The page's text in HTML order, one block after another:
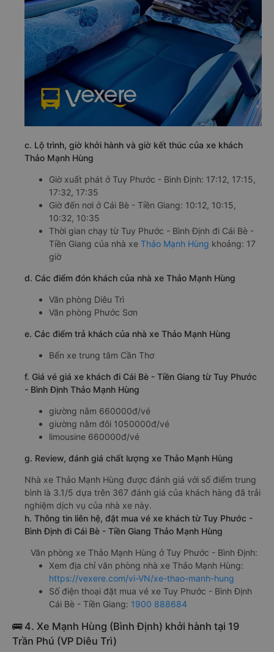
c. Lộ trình, giờ khởi hành và giờ kết thúc của xe khách
Thảo Mạnh Hùng
Giờ xuất phát ở Tuy Phước - Bình Định: 17:12, 17:15,
17:32, 17:35
Giờ đến nơi ở Cái Bè - Tiền Giang: 10:12, 10:15,
10:32, 10:35
Thời gian chạy từ Tuy Phước - Bình Định đi Cái Bè -
Tiền Giang của nhà xe Thảo Mạnh Hùng khoảng: 17
giờ
d. Các điểm đón khách của nhà xe Thảo Mạnh Hùng
Văn phòng Diêu Trì
Văn phòng Phước Sơn
e. Các điểm trả khách của nhà xe Thảo Mạnh Hùng
Bến xe trung tâm Cần Thơ
f. Giá vé giá xe khách đi Cái Bè - Tiền Giang từ Tuy Phước
- Bình Định Thảo Mạnh Hùng
giường nằm 660000đ/vé
giường nằm đôi 1050000đ/vé
limousine 660000đ/vé
g. Review, đánh giá chất lượng xe Thảo Mạnh Hùng
Nhà xe Thảo Mạnh Hùng được đánh giá với số điểm trung
bình là 3.1/5 dựa trên 367 đánh giá của khách hàng đã trải
nghiệm dịch vụ của nhà xe này.
h. Thông tin liên hệ, đặt mua vé xe khách từ Tuy Phước -
Bình Định đi Cái Bè - Tiền Giang Thảo Mạnh Hùng
Văn phòng xe Thảo Mạnh Hùng ở Tuy Phước - Bình Định:
Xem địa chỉ văn phòng nhà xe Thảo Mạnh Hùng:
https://vexere.com/vi-VN/xe-thao-manh-hung
Số điện thoại đặt mua vé xe Tuy Phước - Bình Định
Cái Bè - Tiền Giang: 1900 888684
🚌 4. Xe Mạnh Hùng (Bình Định) khởi hành tại 19
Trần Phú (VP Diêu Trì)